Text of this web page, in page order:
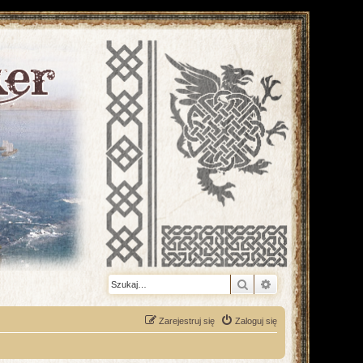
Szukaj Wyszukiwanie
Zaloguj się
Zarejestruj się